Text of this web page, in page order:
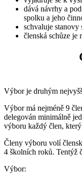
dává návrhy a
spolku a jeho
schvaluje stanovy
členská schůze je
Výbor je druhým
Výbor má nejméně 9
delegován minimálně
výboru každý člen,
Členy výboru volí
4 školních roků. Tentýž
Výbor: